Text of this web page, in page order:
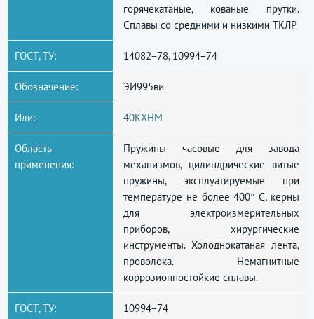
горячекатаные, кованые прутки.
Сплавы со средними и низкими ТКЛР
ГОСТ, ТУ: 14082−78, 10994−74
Обозначение: ЭИ995ви
Или: 40КХНМ
Область
применения:
Пружины часовые для завода
механизмов, цилиндрические витые
пружины, эксплуатируемые при
температуре не более 400° С, керны
для электроизмерительных
приборов, хирургические
инструменты. Холоднокатаная лента,
проволока. Немагнитные
коррозионностойкие сплавы.
ГОСТ, ТУ: 10994−74